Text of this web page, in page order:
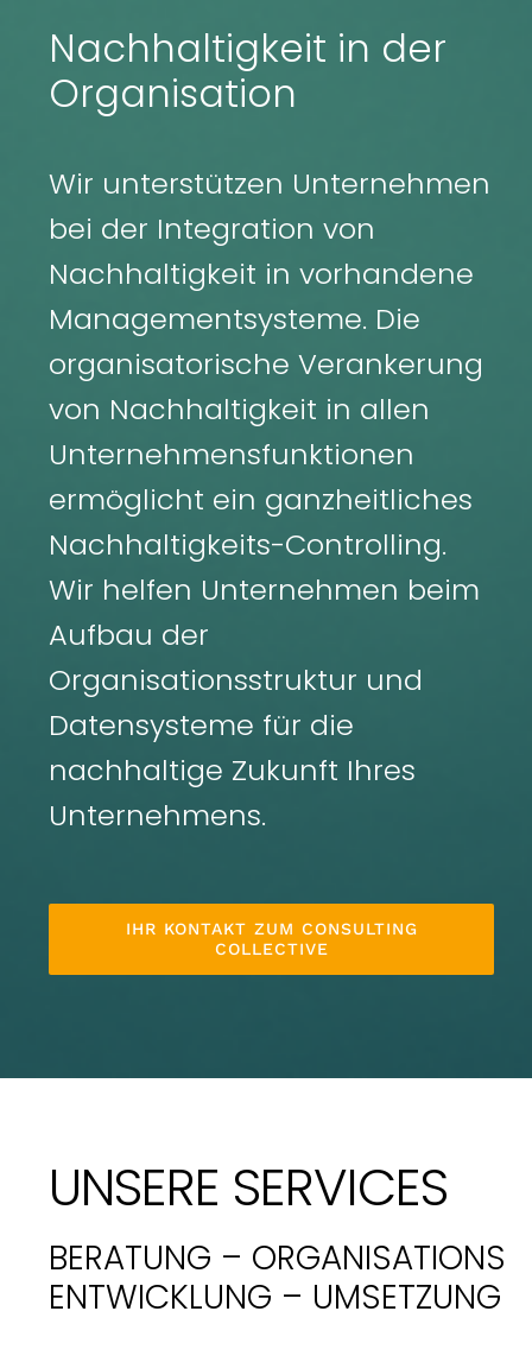
Nachhaltigkeit in der
Organisation
Wir unterstützen Unternehmen
bei der Integration von
Nachhaltigkeit in vorhandene
Managementsysteme. Die
organisatorische Verankerung
von Nachhaltigkeit in allen
Unternehmensfunktionen
ermöglicht ein ganzheitliches
Nachhaltigkeits-Controlling.
Wir helfen Unternehmen beim
Aufbau der
Organisationsstruktur und
Datensysteme für die
nachhaltige Zukunft Ihres
Unternehmens.
IHR KONTAKT ZUM CONSULTING
COLLECTIVE
UNSERE SERVICES
BERATUNG – ORGANISATIONS
ENTWICKLUNG – UMSETZUNG